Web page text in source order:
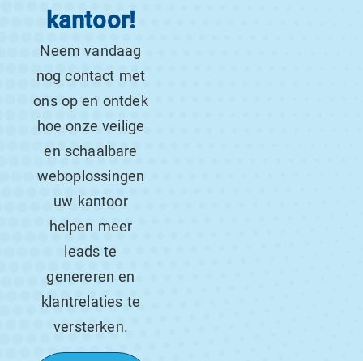
kantoor!
Neem vandaag
nog contact met
ons op en ontdek
hoe onze veilige
en schaalbare
weboplossingen
uw kantoor
helpen meer
leads te
genereren en
klantrelaties te
versterken.